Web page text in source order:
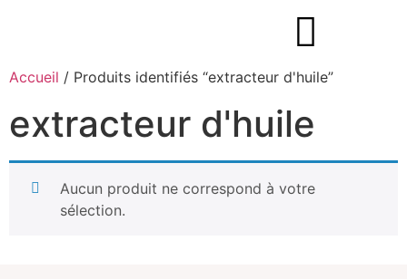
Accueil / Produits identifiés “extracteur d'huile”
extracteur d'huile
Aucun produit ne correspond à votre
sélection.